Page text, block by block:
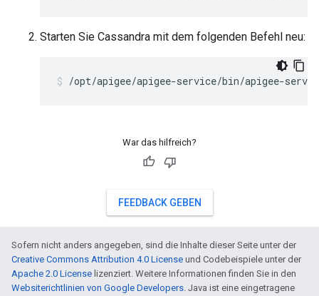
Starten Sie Cassandra mit dem folgenden Befehl neu:
/opt/apigee/apigee-service/bin/apigee-
War das hilfreich?
FEEDBACK GEBEN
Sofern nicht anders angegeben, sind die Inhalte dieser Seite unter der
Creative Commons Attribution 4.0 License und Codebeispiele unter der
Apache 2.0 License lizenziert. Weitere Informationen finden Sie in den
Websiterichtlinien von Google Developers. Java ist eine eingetragene